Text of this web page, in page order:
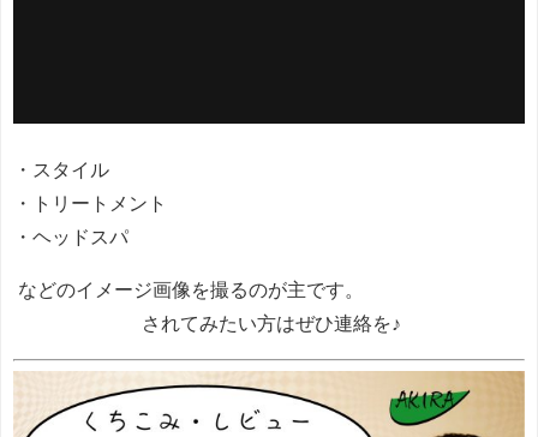
・スタイル
・トリートメント
・ヘッドスパ
などのイメージ画像を撮るのが主です。
されてみたい方はぜひ連絡を♪